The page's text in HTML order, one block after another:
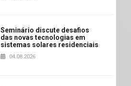
Seminário discute desafios
das novas tecnologias em
sistemas solares residenciais
04.08.2026